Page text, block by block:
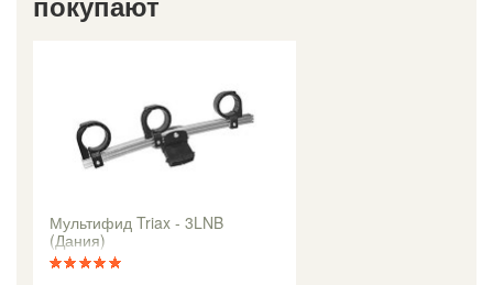
Мультифид Triax - 3LNB
(Дания)